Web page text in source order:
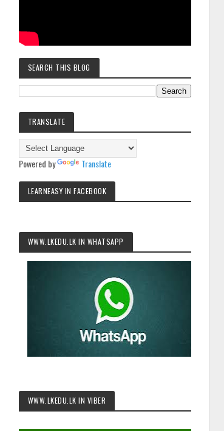
SEARCH THIS BLOG
TRANSLATE
Powered by Translate
LEARNEASY IN FACEBOOK
WWW.LKEDU.LK IN WHATSAPP
WWW.LKEDU.LK IN VIBER